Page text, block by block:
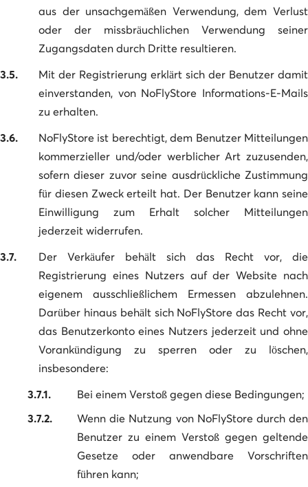
aus der unsachgemäßen Verwendung, dem Verlust
oder der missbräuchlichen Verwendung seiner
Zugangsdaten durch Dritte resultieren.
3.5.
Mit der Registrierung erklärt sich der Benutzer damit
einverstanden, von NoFlyStore Informations-E-Mails
zu erhalten.
3.6.
NoFlyStore ist berechtigt, dem Benutzer Mitteilungen
kommerzieller und/oder werblicher Art zuzusenden,
sofern dieser zuvor seine ausdrückliche Zustimmung
für diesen Zweck erteilt hat. Der Benutzer kann seine
Einwilligung zum Erhalt solcher Mitteilungen
jederzeit widerrufen.
3.7.
Der Verkäufer behält sich das Recht vor, die
Registrierung eines Nutzers auf der Website nach
eigenem ausschließlichem Ermessen abzulehnen.
Darüber hinaus behält sich NoFlyStore das Recht vor,
das Benutzerkonto eines Nutzers jederzeit und ohne
Vorankündigung zu sperren oder zu löschen,
insbesondere:
3.7.1.
Bei einem Verstoß gegen diese Bedingungen;
3.7.2.
Wenn die Nutzung von NoFlyStore durch den
Benutzer zu einem Verstoß gegen geltende
Gesetze oder anwendbare Vorschriften
führen kann;